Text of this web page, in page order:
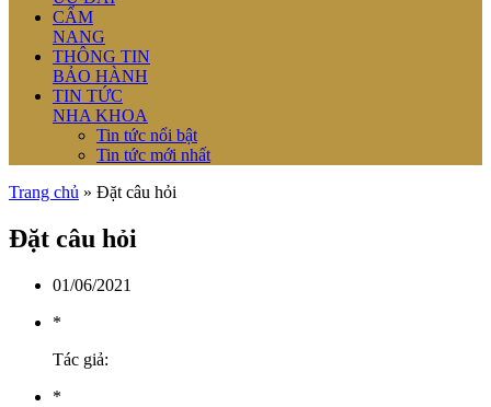
CẨM
NANG
THÔNG TIN
BẢO HÀNH
TIN TỨC
NHA KHOA
Tin tức nổi bật
Tin tức mới nhất
Trang chủ » Đặt câu hỏi
Đặt câu hỏi
01/06/2021
*
Tác giả:
*